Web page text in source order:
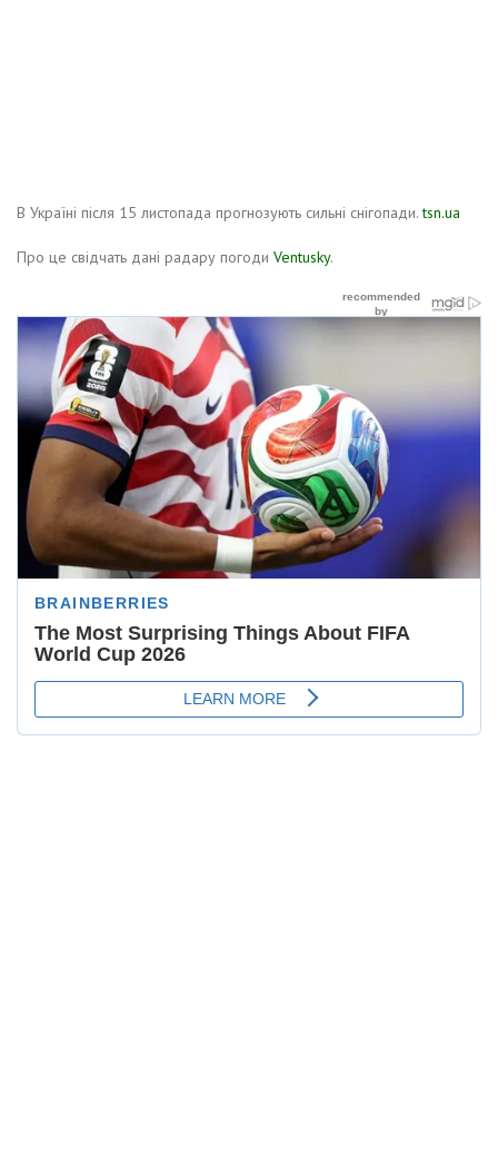
В Україні після 15 листопада прогнозують сильні снігопади.tsn.ua
Про це свідчать дані радару погоди Ventusky.